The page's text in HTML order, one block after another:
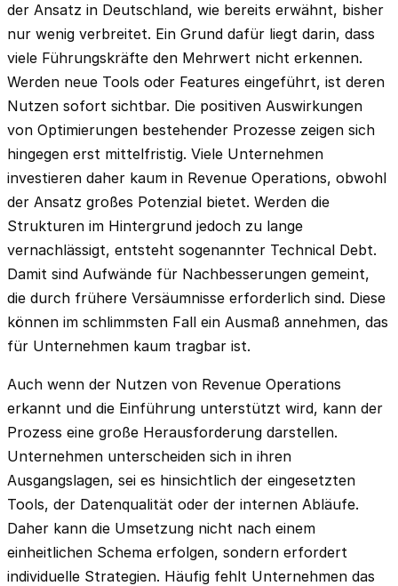
der Ansatz in Deutschland, wie bereits erwähnt, bisher
nur wenig verbreitet. Ein Grund dafür liegt darin, dass
viele Führungskräfte den Mehrwert nicht erkennen.
Werden neue Tools oder Features eingeführt, ist deren
Nutzen sofort sichtbar. Die positiven Auswirkungen
von Optimierungen bestehender Prozesse zeigen sich
hingegen erst mittelfristig. Viele Unternehmen
investieren daher kaum in Revenue Operations, obwohl
der Ansatz großes Potenzial bietet. Werden die
Strukturen im Hintergrund jedoch zu lange
vernachlässigt, entsteht sogenannter Technical Debt.
Damit sind Aufwände für Nachbesserungen gemeint,
die durch frühere Versäumnisse erforderlich sind. Diese
können im schlimmsten Fall ein Ausmaß annehmen, das
für Unternehmen kaum tragbar ist.
Auch wenn der Nutzen von Revenue Operations
erkannt und die Einführung unterstützt wird, kann der
Prozess eine große Herausforderung darstellen.
Unternehmen unterscheiden sich in ihren
Ausgangslagen, sei es hinsichtlich der eingesetzten
Tools, der Datenqualität oder der internen Abläufe.
Daher kann die Umsetzung nicht nach einem
einheitlichen Schema erfolgen, sondern erfordert
individuelle Strategien. Häufig fehlt Unternehmen das